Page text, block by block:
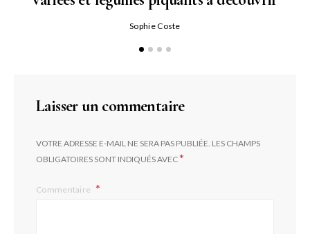
Sophie Coste
Laisser un commentaire
VOTRE ADRESSE E-MAIL NE SERA PAS PUBLIÉE. LES CHAMPS
OBLIGATOIRES SONT INDIQUÉS AVEC*
Commentaire